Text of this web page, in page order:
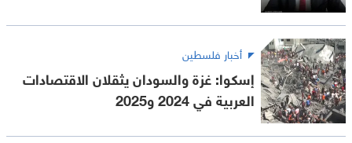
أخبار فلسطين
إسكوا: غزة والسودان يثقلان الاقتصادات
العربية في 2024 و2025